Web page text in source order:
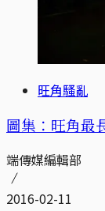
旺角騷亂
圖集：旺角最
端傳媒編輯部
2016-02-11